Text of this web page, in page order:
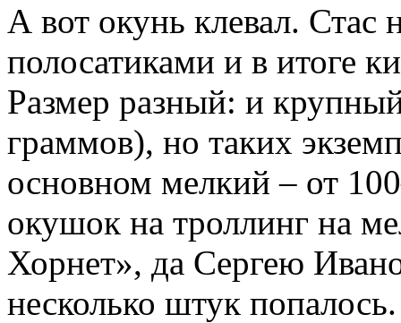
А вот окунь клевал. Стас
полосатиками и в итоге
Размер разный: и
граммов), но таких
основном мелкий – от
окушок на троллинг на
Хорнет», да Сергею
несколько штук попалось.